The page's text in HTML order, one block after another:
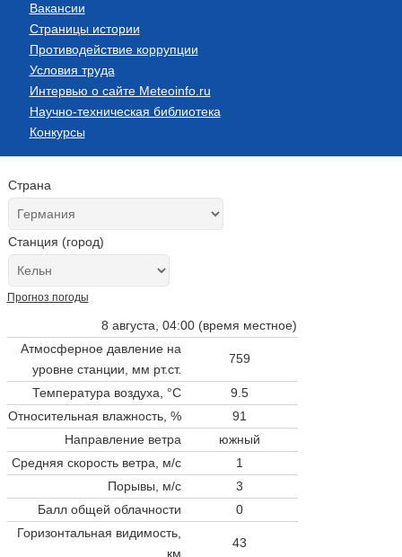
Вакансии
Страницы истории
Противодействие коррупции
Условия труда
Интервью о сайте Meteoinfo.ru
Научно-техническая библиотека
Конкурсы
Страна
Станция (город)
Прогноз погоды
8 августа, 04:00 (время местное)
Атмосферное давление на
уровне станции, мм рт.ст.
759
Температура воздуха, °C
9.5
Относительная влажность, %
91
Направление ветра
южный
Средняя скорость ветра, м/с
1
Порывы, м/с
3
Балл общей облачности
0
Горизонтальная видимость,
км
43